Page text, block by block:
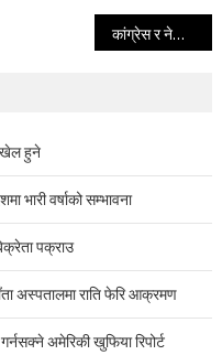
कांग्रेस र नेकपाका विद्यार्थी अध्यक्षबीच क्लबमा भयो चर्काचर्की (भिडियो सहित)
खेल हुने
भारी वर्षाको सम्भावना
पक्राउ
अस्पतालमा राति फेरि आक्रमण
अमेरिकी खुफिया रिपोर्ट